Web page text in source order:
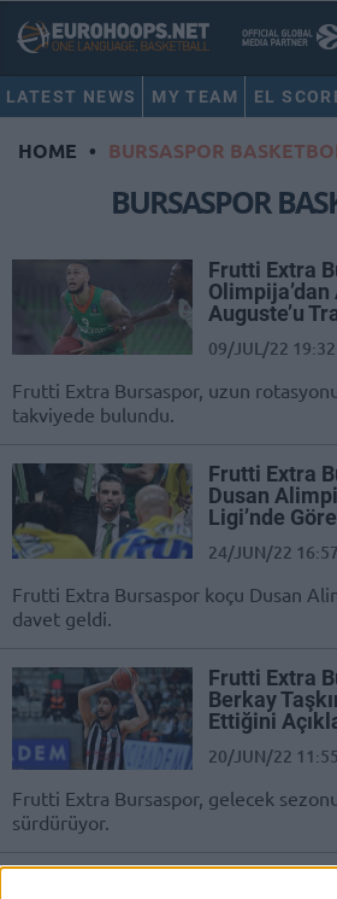
LATEST NEWS MY TEAM EL
HOME • BURSASPOR
BURSASPOR
Frutti Extra
Olimpija’dan
Auguste’u
09/JUL/22 19:32
Frutti Extra Bursaspor, uzun
takviyede bulundu.
Frutti Extra
Dusan
Ligi’nde
24/JUN/22 16:57
Frutti Extra Bursaspor koçu Dusan
davet geldi.
Frutti Extra
Berkay
Ettiğini
20/JUN/22 11:55
Frutti Extra Bursaspor, gelecek
sürdürüyor.